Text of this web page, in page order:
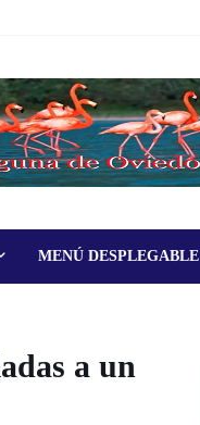
MENÚ DESPLEGABLE
a un